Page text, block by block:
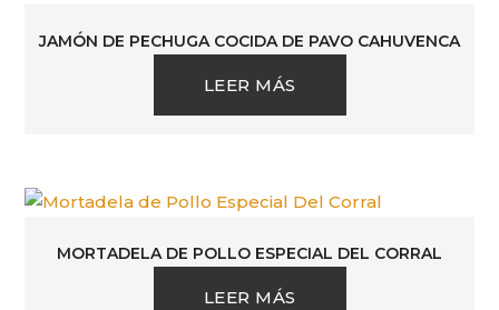
JAMÓN DE PECHUGA COCIDA DE PAVO CAHUVENCA
LEER MÁS
MORTADELA DE POLLO ESPECIAL DEL CORRAL
LEER MÁS